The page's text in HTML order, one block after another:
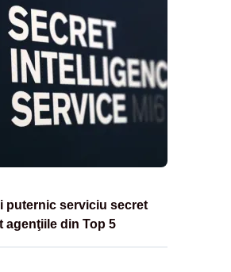
puternic serviciu secret
agenţiile din Top 5